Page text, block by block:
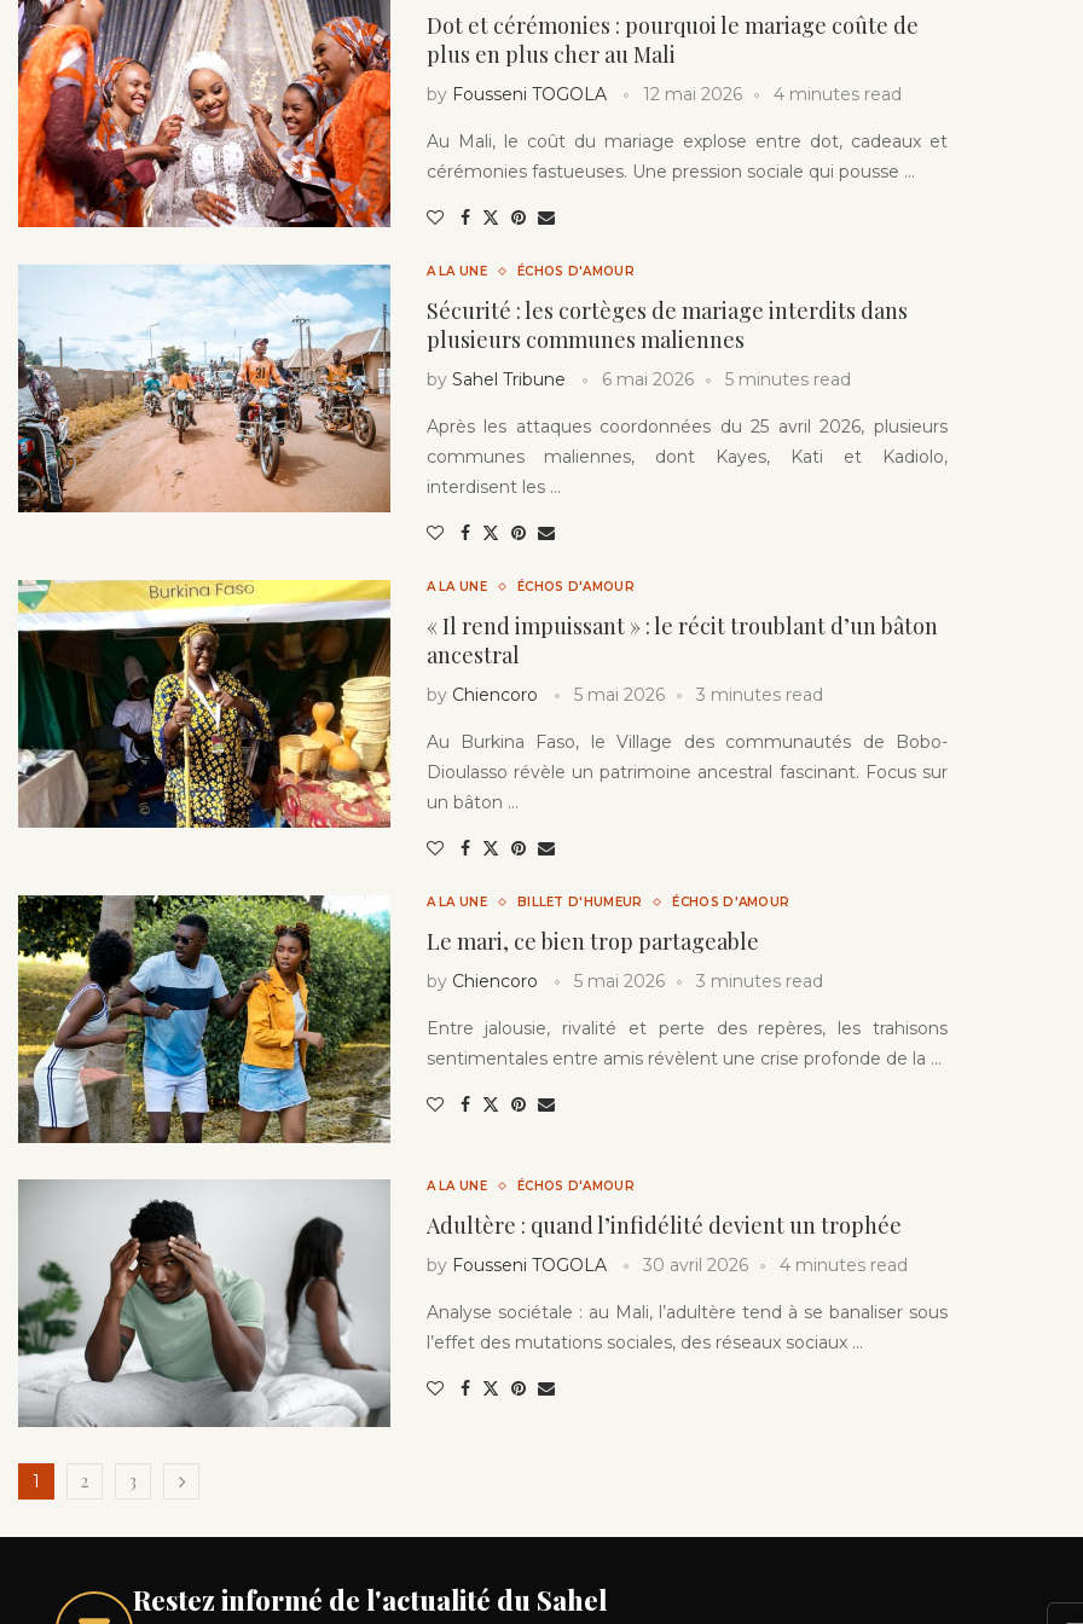
Dot et cérémonies : pourquoi le mariage coûte de
plus en plus cher au Mali
by Fousseni TOGOLA 12 mai 2026 4 minutes read
Au Mali, le coût du mariage explose entre dot, cadeaux et
cérémonies fastueuses. Une pression sociale qui pousse …
A LA UNE ÉCHOS D'AMOUR
Sécurité : les cortèges de mariage interdits dans
plusieurs communes maliennes
by Sahel Tribune 6 mai 2026 5 minutes read
Après les attaques coordonnées du 25 avril 2026, plusieurs
communes maliennes, dont Kayes, Kati et Kadiolo,
interdisent les …
A LA UNE ÉCHOS D'AMOUR
« Il rend impuissant » : le récit troublant d’un bâton
ancestral
by Chiencoro 5 mai 2026 3 minutes read
Au Burkina Faso, le Village des communautés de Bobo-
Dioulasso révèle un patrimoine ancestral fascinant. Focus sur
un bâton …
A LA UNE BILLET D'HUMEUR ÉCHOS D'AMOUR
Le mari, ce bien trop partageable
by Chiencoro 5 mai 2026 3 minutes read
Entre jalousie, rivalité et perte des repères, les trahisons
sentimentales entre amis révèlent une crise profonde de la …
A LA UNE ÉCHOS D'AMOUR
Adultère : quand l’infidélité devient un trophée
by Fousseni TOGOLA 30 avril 2026 4 minutes read
Analyse sociétale : au Mali, l’adultère tend à se banaliser sous
l’effet des mutations sociales, des réseaux sociaux …
1 2 3
Restez informé de l'actualité du Sahel